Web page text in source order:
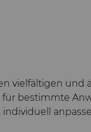
vielfältigen und
bestimmte